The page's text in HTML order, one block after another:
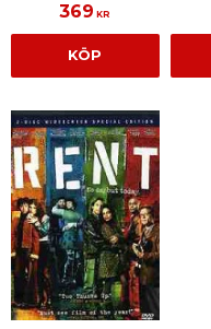
369 KR
KÖP